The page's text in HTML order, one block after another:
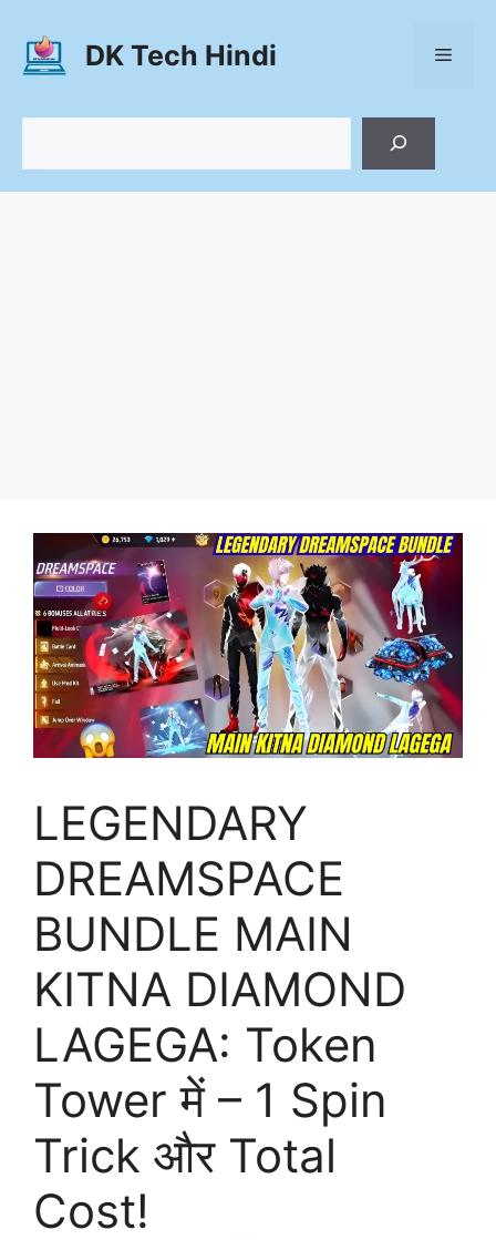
content
DK Tech Hindi Menu
LEGENDARY
DREAMSPACE
BUNDLE MAIN
KITNA DIAMOND
LAGEGA: Token
Tower में – 1 Spin
Trick और Total
Cost!